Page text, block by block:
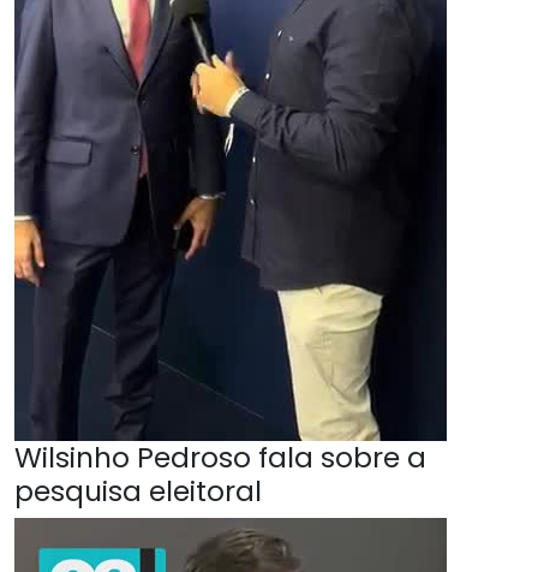
Wilsinho Pedroso fala sobre a
pesquisa eleitoral